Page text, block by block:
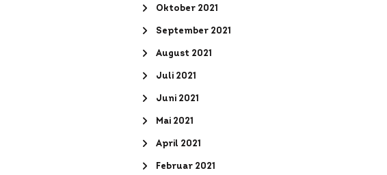
Oktober 2021
September 2021
August 2021
Juli 2021
Juni 2021
Mai 2021
April 2021
Februar 2021